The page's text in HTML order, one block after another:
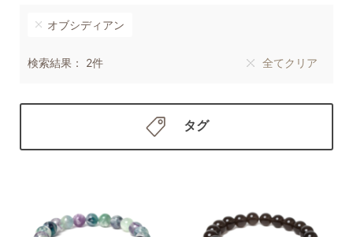
オブシディアン
検索結果： 2件 全てクリア
タグ